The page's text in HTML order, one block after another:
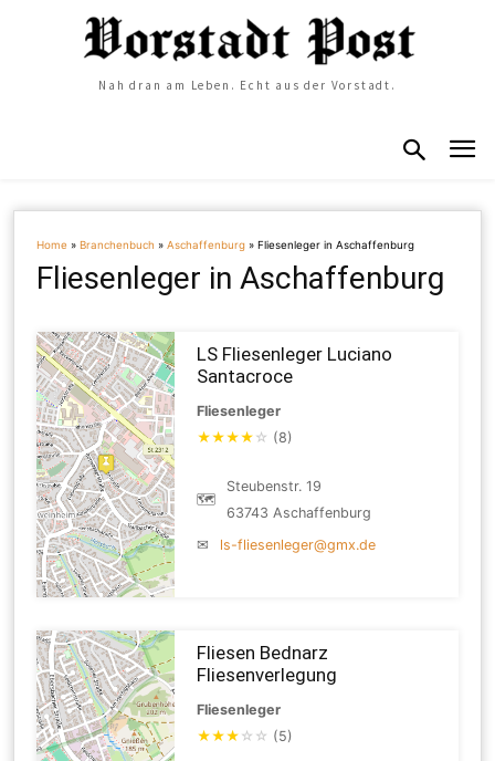
Nah dran am Leben. Echt aus der Vorstadt.
Home »Branchenbuch »Aschaffenburg »Fliesenleger in Aschaffenburg
Fliesenleger in Aschaffenburg
LS Fliesenleger Luciano
Santacroce
Fliesenleger
★★★★ ☆ (8)
🗺
Steubenstr. 19
63743 Aschaffenburg
✉
ls-fliesenleger@gmx.de
Fliesen Bednarz
Fliesenverlegung
Fliesenleger
★★★ ☆ ☆ (5)